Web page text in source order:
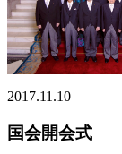
2017.11.10
国会開会式